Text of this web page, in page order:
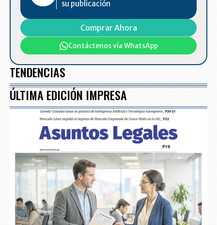
su publicación
Comprar Ahora
Contáctenos vía WhatsApp
TENDENCIAS
ÚLTIMA EDICIÓN IMPRESA